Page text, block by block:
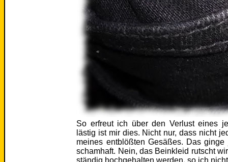
So erfreut ich über den Verlust eines
lästig ist mir dies. Nicht nur, dass nicht
meines entblößten Gesäßes. Das
schamhaft. Nein, das Beinkleid rutscht
ständig hochgehalten werden, so ich